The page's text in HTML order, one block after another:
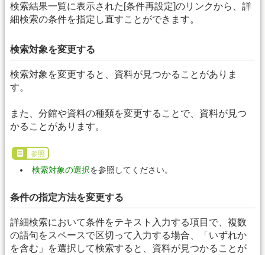
検索結果一覧に表示された[条件再設定]のリンクから、詳
細検索の条件を指定し直すことができます。
検索対象を変更する
検索対象を変更すると、資料が見つかることがありま
す。
また、分館や資料の種類を変更することで、資料が見つ
かることがあります。
参照
検索対象の選択を参照してください。
条件の指定方法を変更する
詳細検索において条件をテキスト入力する項目で、複数
の語句をスペースで区切って入力する場合、「いずれか
を含む」を選択して検索すると、資料が見つかることが